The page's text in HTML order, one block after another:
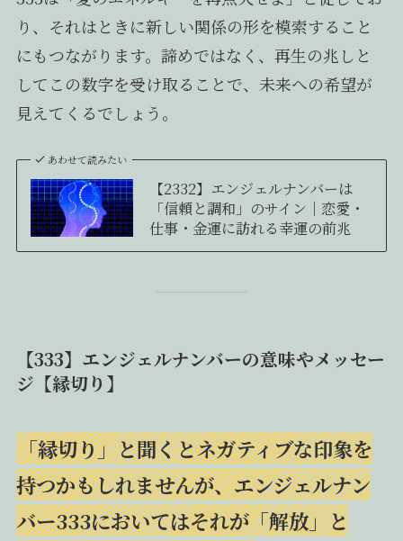
り、それはときに新しい関係の形を模索すること
にもつながります。諦めではなく、再生の兆しと
してこの数字を受け取ることで、未来への希望が
見えてくるでしょう。
あわせて読みたい
【2332】エンジェルナンバーは
「信頼と調和」のサイン｜恋愛・
仕事・金運に訪れる幸運の前兆
【333】エンジェルナンバーの意味やメッセー
ジ【縁切り】
「縁切り」と聞くとネガティブな印象を
持つかもしれませんが、エンジェルナン
バー333においてはそれが「解放」と